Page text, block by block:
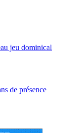
jeu dominical
de présence